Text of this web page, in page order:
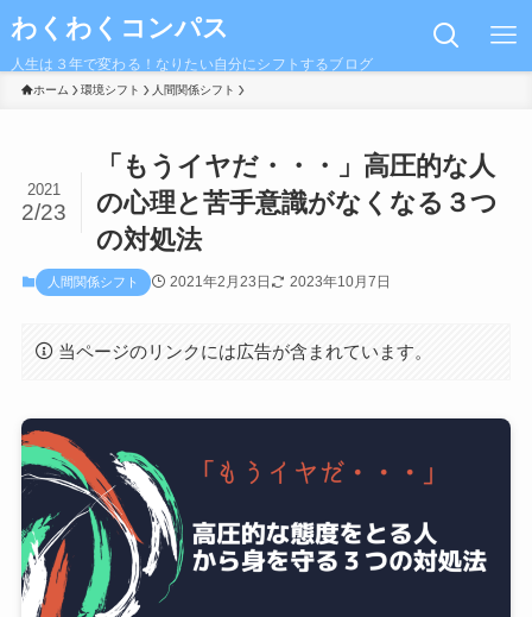
わくわくコンパス
人生は３年で変わる！なりたい自分にシフトするブログ
ホーム 環境シフト 人間関係シフト
「もうイヤだ・・・」高圧的な人
の心理と苦手意識がなくなる３つ
の対処法
2021
2/23
人間関係シフト 2021年2月23日 2023年10月7日
当ページのリンクには広告が含まれています。